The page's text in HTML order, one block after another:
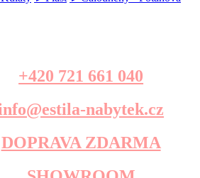
+420 721 661 040
nabytek.cz
DOPRAVA ZDARMA